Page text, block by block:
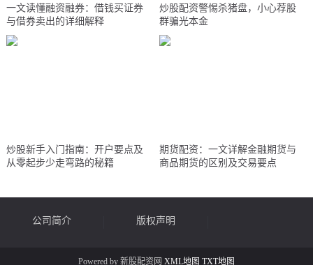
一文读懂融资融券：借钱买证券
与借券卖出的详细解释
炒股配资警惕杀猪盘，小心荐股
群骗光本金
炒股新手入门指南：开户要点及
从零起步少走弯路的秘籍
期货配资：一文详解金融期货与
商品期货的区别及交易要点
公司简介 版权声明
Powered by 新股配资网 XML地图 TXT地图